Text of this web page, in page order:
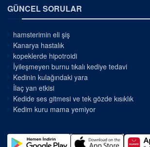
GÜNCEL SORULAR
hamsterimin eli şiş
Kanarya hastalık
kopeklerde hipotroidi
İyileşmeyen burnu tıkalı kediye tedavi
Kedinin kulağındaki yara
İlaç yan etkisi
Kedide ses gitmesi ve tek gözde kısıklık
Kedim kuru mama yemiyor